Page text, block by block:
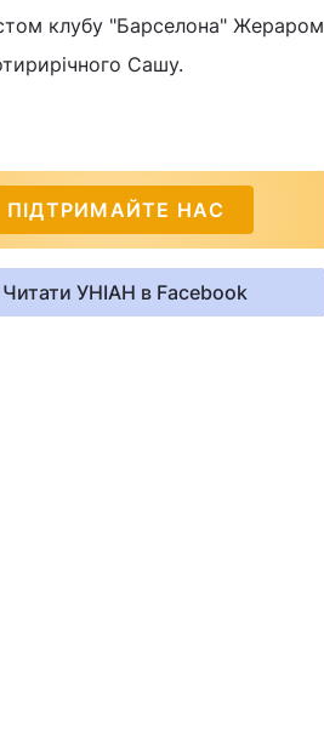
клубу "Барселона" Жераром
Сашу.
ПІДТРИМАЙТЕ НАС
Читати УНІАН в Facebook